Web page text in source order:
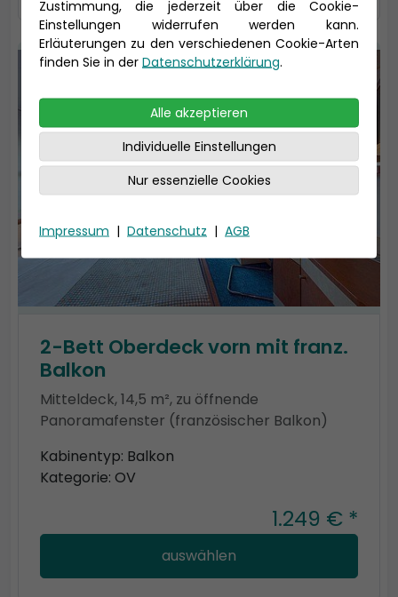
2-Bett Oberdeck vorn mit franz.
Balkon
Mitteldeck, 14,5 m², zu öffnende
Panoramafenster (französischer Balkon)
Kabinentyp: Balkon
Kategorie: OV
1.249 € *
auswählen
Zustimmung, die jederzeit über die Cookie-
Einstellungen widerrufen werden kann.
Erläuterungen zu den verschiedenen Cookie-Arten
finden Sie in der Datenschutzerklärung.
Alle akzeptieren
Individuelle Einstellungen
Nur essenzielle Cookies
Impressum | Datenschutz | AGB